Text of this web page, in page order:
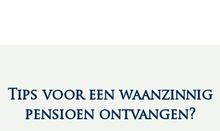
Tips voor een waanzinnig
pensioen ontvangen?